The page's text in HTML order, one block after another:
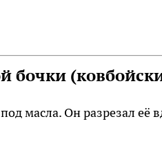
бочки
масла. Он разрезал её